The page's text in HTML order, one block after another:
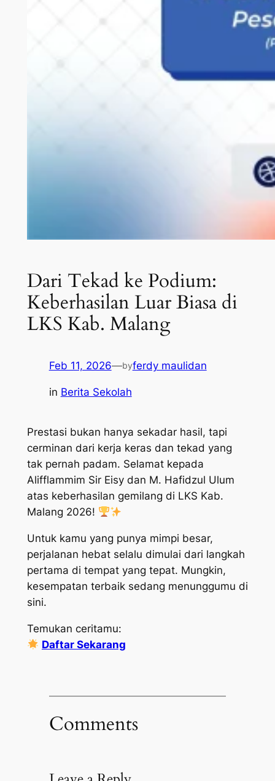
Dari Tekad ke Podium:
Keberhasilan Luar Biasa di
LKS Kab. Malang
Feb 11, 2026—byferdy maulidan
in Berita Sekolah
Prestasi bukan hanya sekadar hasil, tapi
cerminan dari kerja keras dan tekad yang
tak pernah padam. Selamat kepada
Alifflammim Sir Eisy dan M. Hafidzul Ulum
atas keberhasilan gemilang di LKS Kab.
Malang 2026!
Untuk kamu yang punya mimpi besar,
perjalanan hebat selalu dimulai dari langkah
pertama di tempat yang tepat. Mungkin,
kesempatan terbaik sedang menunggumu di
sini.
Temukan ceritamu:
Daftar Sekarang
Comments